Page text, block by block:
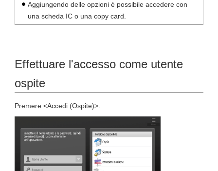
Aggiungendo delle opzioni è possibile accedere con
una scheda IC o una copy card.
Effettuare l'accesso come utente
ospite
Premere <Accedi (Ospite)>.